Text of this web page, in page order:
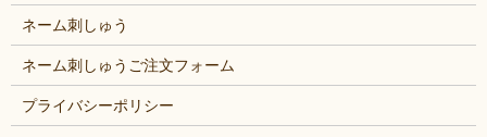
ネーム刺しゅう
ネーム刺しゅうご注文フォーム
プライバシーポリシー